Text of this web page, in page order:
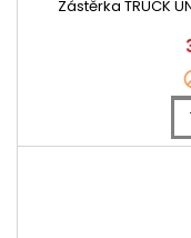
Zástěrka TRUCK